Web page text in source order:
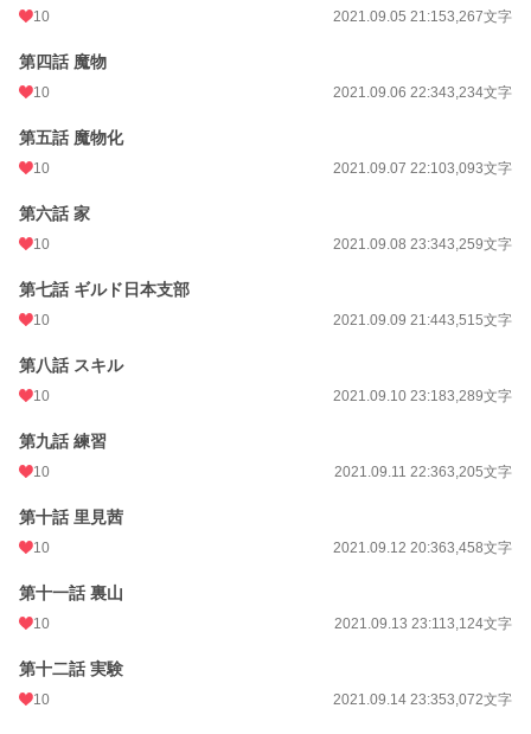
10 2021.09.05 21:153,267文字
第四話 魔物
10 2021.09.06 22:343,234文字
第五話 魔物化
10 2021.09.07 22:103,093文字
第六話 家
10 2021.09.08 23:343,259文字
第七話 ギルド日本支部
10 2021.09.09 21:443,515文字
第八話 スキル
10 2021.09.10 23:183,289文字
第九話 練習
10 2021.09.11 22:363,205文字
第十話 里見茜
10 2021.09.12 20:363,458文字
第十一話 裏山
10 2021.09.13 23:113,124文字
第十二話 実験
10 2021.09.14 23:353,072文字